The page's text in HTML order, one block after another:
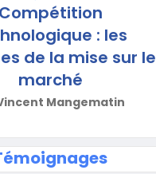
Compétition
: les
de la mise sur le
marché
Mangematin